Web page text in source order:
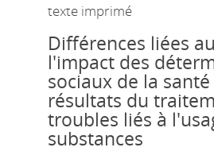
texte imprimé
Différences liées
l'impact des
sociaux de la
résultats du
troubles liés à
substances